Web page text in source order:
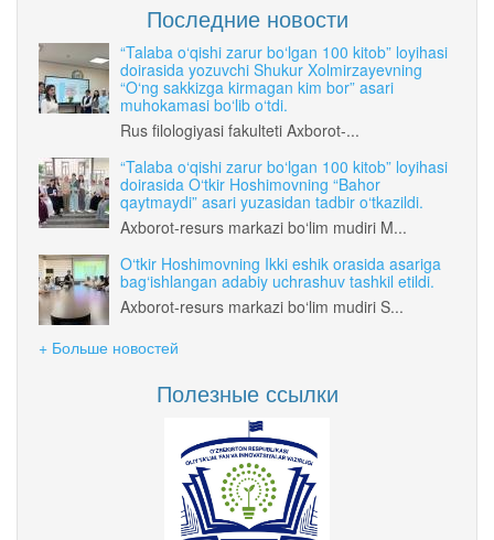
Последние новости
“Talaba o‘qishi zarur bo‘lgan 100 kitob” loyihasi
doirasida yozuvchi Shukur Xolmirzayevning
“O‘ng sakkizga kirmagan kim bor” asari
muhokamasi bo‘lib o‘tdi.
Rus filologiyasi fakulteti Axborot-...
“Talaba o‘qishi zarur bo‘lgan 100 kitob” loyihasi
doirasida O‘tkir Hoshimovning “Bahor
qaytmaydi” asari yuzasidan tadbir o‘tkazildi.
Axborot-resurs markazi bo‘lim mudiri M...
O‘tkir Hoshimovning Ikki eshik orasida asariga
bag‘ishlangan adabiy uchrashuv tashkil etildi.
Axborot-resurs markazi bo‘lim mudiri S...
+ Больше новостей
Полезные ссылки